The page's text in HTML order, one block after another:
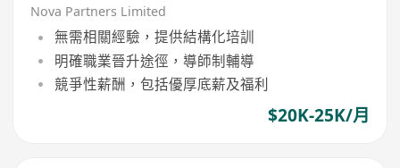
Program) - SGP firm
Nova Partners Limited
無需相關經驗，提供結構化培訓
明確職業晉升途徑，導師制輔導
競爭性薪酬，包括優厚底薪及福利
$20K-25K/月